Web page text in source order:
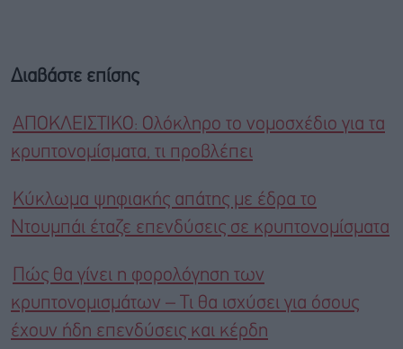
Διαβάστε επίσης
ΑΠΟΚΛΕΙΣΤΙΚΟ: Ολόκληρο το νομοσχέδιο για τα
κρυπτονομίσματα, τι προβλέπει
Κύκλωμα ψηφιακής απάτης με έδρα το
Ντουμπάι έταζε επενδύσεις σε κρυπτονομίσματα
Πώς θα γίνει η φορολόγηση των
κρυπτονομισμάτων – Τι θα ισχύσει για όσους
έχουν ήδη επενδύσεις και κέρδη